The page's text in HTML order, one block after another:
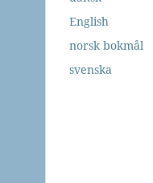
English
norsk bokmål
svenska